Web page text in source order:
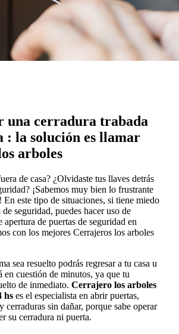
una cerradura trabada
: la solución es llamar
arboles
de casa? ¿Olvidaste tus llaves detrás
¡Sabemos muy bien lo frustrante
En este tipo de situaciones, si tiene miedo
seguridad, puedes hacer uso de
apertura de puertas de seguridad en
con los mejores Cerrajeros los arboles
sea resuelto podrás regresar a tu casa u
en cuestión de minutos, ya que tu
de inmediato. Cerrajero los arboles
hs es el especialista en abrir puertas,
cerraduras sin dañar, porque sabe operar
su cerradura ni puerta.